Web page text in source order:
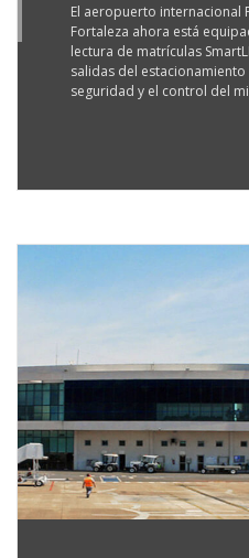
El aeropuerto internacional
Fortaleza ahora está
lectura de matrículas
salidas del
seguridad y el control del